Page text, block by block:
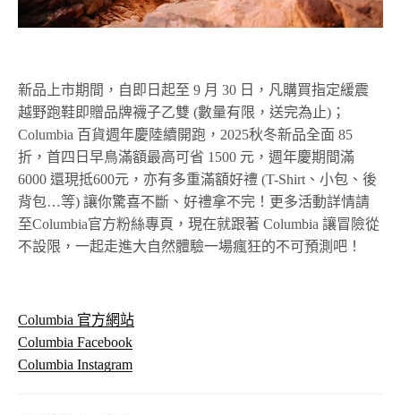
新品上市期間，自即日起至 9 月 30 日，凡購買指定緩震
越野跑鞋即贈品牌襪子乙雙 (數量有限，送完為止)；
Columbia 百貨週年慶陸續開跑，2025秋冬新品全面 85
折，首四日早鳥滿額最高可省 1500 元，週年慶期間滿
6000 還現抵600元，亦有多重滿額好禮 (T-Shirt、小包、後
背包…等) 讓你驚喜不斷、好禮拿不完！更多活動詳情請
至Columbia官方粉絲專頁，現在就跟著 Columbia 讓冒險從
不設限，一起走進大自然體驗一場瘋狂的不可預測吧！
Columbia 官方網站
Columbia Facebook
ColumbiaInstagram